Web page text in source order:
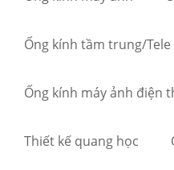
Ống kính tầm trung/Tele
Ống kính máy ảnh điện
Thiết kế quang học